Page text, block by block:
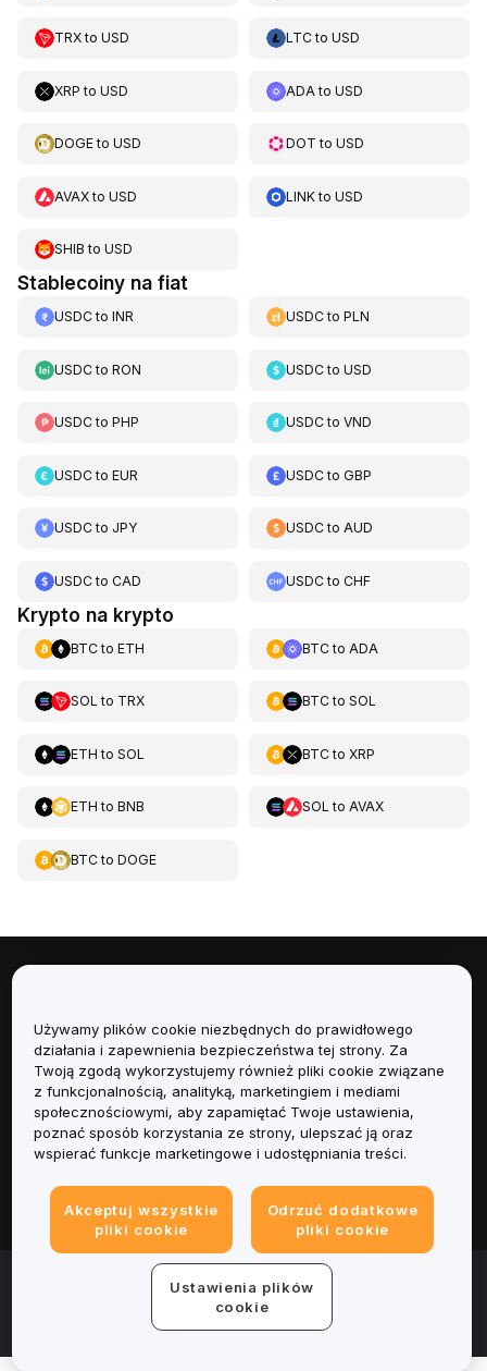
TRXto USD LTCtoUSD
XRP to USD ADA toUSD
DOGEto USD DOT toUSD
AVAXto USD LINKtoUSD
SHIB to USD
Stablecoiny na fiat
USDCto INR USDCtoPLN
USDCto RON USDCtoUSD
USDCto PHP USDCtoVND
USDCto EUR USDCtoGBP
USDCto JPY USDCtoAUD
USDCto CAD USDCtoCHF
Krypto na krypto
BTCto ETH BTCto ADA
SOL to TRX BTCto SOL
ETH to SOL BTCto XRP
ETH to BNB SOL to AVAX
BTCto DOGE
Usługi
Obsługa Klienta
Produkty
Informacje prawne
© 2025-2026 Bybit.eu. Wszystkie prawa zastrzeżone.
Warunki świadczenia usług | Polityka Prywatności
firmy (Impressum)
Centrum preferencji plików cookie
Używamy plików cookie niezbędnych do prawidłowego
działania i zapewnienia bezpieczeństwa tej strony. Za
Twoją zgodą wykorzystujemy również pliki cookie związane
z funkcjonalnością, analityką, marketingiem i mediami
społecznościowymi, aby zapamiętać Twoje ustawienia,
poznać sposób korzystania ze strony, ulepszać ją oraz
wspierać funkcje marketingowe i udostępniania treści.
Akceptuj wszystkie
pliki cookie
Odrzuć dodatkowe
pliki cookie
Ustawienia plików
cookie